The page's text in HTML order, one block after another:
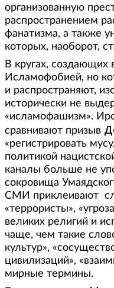
организованную
распространением
фанатизма, а также
которых, наоборот,
В кругах, создающих
Исламофобией, но
и распространяют,
исторически не
«исламофашизм».
сравнивают призыв
«регистрировать
политикой
каналы больше не
сокровища
СМИ приклеивают
«террористы»,
великих религий и
чаще, чем такие
культур»,
цивилизаций»,
мирные термины.